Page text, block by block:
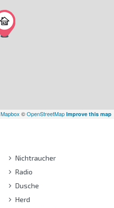
Mapbox ©OpenStreetMap Improve this map
Nichtraucher
Radio
Dusche
Herd